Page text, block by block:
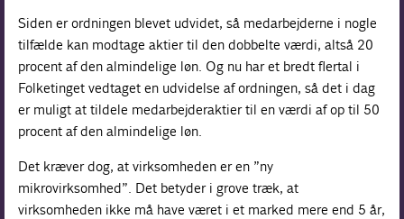
Siden er ordningen blevet udvidet, så medarbejderne i nogle
tilfælde kan modtage aktier til den dobbelte værdi, altså 20
procent af den almindelige løn. Og nu har et bredt flertal i
Folketinget vedtaget en udvidelse af ordningen, så det i dag
er muligt at tildele medarbejderaktier til en værdi af op til 50
procent af den almindelige løn.
Det kræver dog, at virksomheden er en ”ny
mikrovirksomhed”. Det betyder i grove træk, at
virksomheden ikke må have været i et marked mere end 5 år,